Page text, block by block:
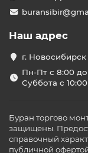
Наш адрес
г.
Пн-Пт с 8:00 до
Суббота с
Буран торгово
защищены.
справочный
публичной